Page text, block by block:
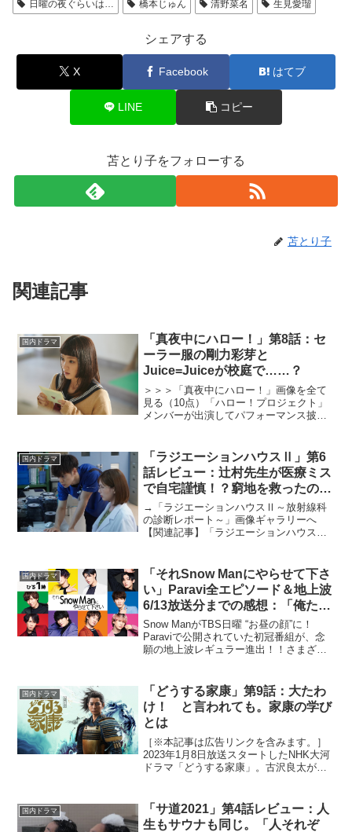
日曜の夜ぐらいは…
橋本じゅん 清野菜名 生見愛瑠
シェアする
X Facebook はてブ
LINE コピー
苫とり子をフォローする
苫とり子
関連記事
国内ドラマ
「真夜中にハロー！」第8話：セ
ーラー服の剛力彩芽と
Juice=Juiceが校庭で……？
＞＞＞「真夜中にハロー！」画像を全て
見る（10点）「ハロー！プロジェクト」
メンバーが出演してパフォーマンス披
る。本記事では、第8話でJuice=Juiceの
メンバーによっ...
国内ドラマ
「ラジエーションハウスⅡ」第6
話レビュー：辻村先生が医療ミス
で自宅謹慎！？窮地を救ったのは
（※ストーリーネタバレあり）
→「ラジエーションハウスⅡ～放射線科
の診断レポート～」画像ギャラリーへ
【関連記事】「ラジエーションハウス
記事】「ラジエーションハウスⅡ」第3話
レビュー【関連記事】「...
国内ドラマ
「それSnow Manにやらせて下さ
い」Paravi全エピソード＆地上波
6/13放送分までの感想：「俺たち
世界大会行ってますから」「ミリ
オン2個行ってますから」マウン
ト合戦の行方は？
Snow ManがTBS日曜 “お昼の顔”に！
Paraviで公開されていた初冠番組が、念
願の地上波レギュラー進出！！さまざま
～10概要＆感想・Paravi ...
国内ドラマ
「どうする家康」第9話：大たわ
け！ と言われても。家康の学び
とは
［※本記事は広告リンクを含みます。］
2023年1月8日放送スタートしたNHK大河
ドラマ「どうする家康」。古沢良太が脚
いた波乱万丈エンターテイメント。大河
ドラマ初主演とな...
国内ドラマ
「サ道2021」第4話レビュー：人
生もサウナも同じ。「人それぞ